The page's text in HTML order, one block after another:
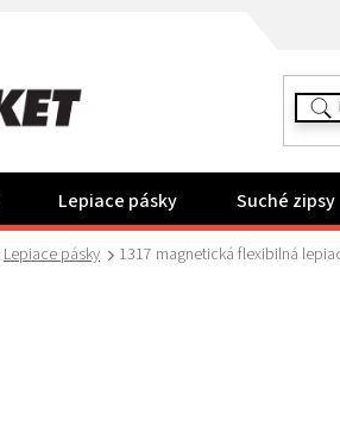
Lepiace pásky Suché zipsy
Lepiace pásky 1317 magnetická flexibilná